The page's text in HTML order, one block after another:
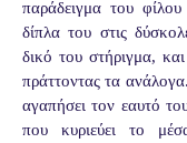
παράδειγμα του
δίπλα του στις
δικό του στήριγμα,
πράττοντας τα
αγαπήσει τον εαυτό
που κυριεύει το